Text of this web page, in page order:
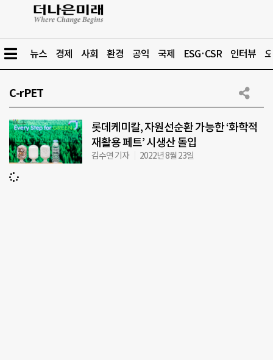
뉴스 경제 사회 환경 공익 국제 ESG·CSR 인터뷰
C-rPET
롯데케미칼, 자원선순환 가능한 ‘화학적
재활용 페트’ 시생산 돌입
김수연 기자 2022년 8월 23일